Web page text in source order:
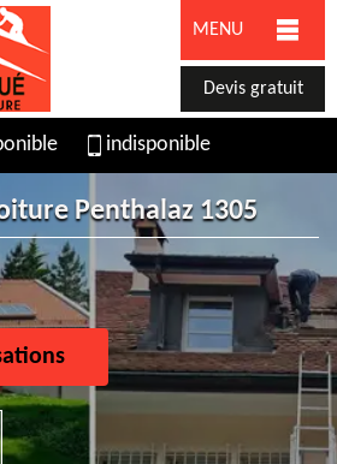
MENU
Devis gratuit
indisponible
Penthalaz 1305